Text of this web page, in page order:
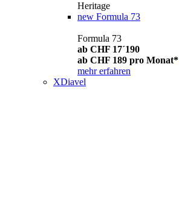
Heritage
new Formula 73
Formula 73
ab CHF 17´190
ab CHF 189 pro Monat*
mehr erfahren
XDiavel